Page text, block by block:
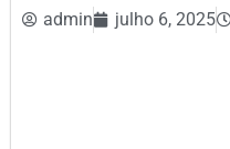
admin julho 6, 2025